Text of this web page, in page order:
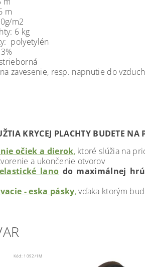
m
m2
6 kg
polyetylén
zavesenie, resp. napnutie do
KRYCEJ PLACHTY BUDETE NA
očiek a dierok,ktoré slúžia na
a ukončenie otvorov
elastické lano do maximálnej
- eska pásky,vďaka ktorým
Kód: 1092/1M